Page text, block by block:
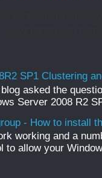
SP1 Clustering
asked the
Server 2008 R2
- How to install
working and a
to allow your